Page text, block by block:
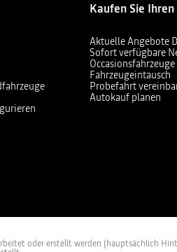
Kaufen Sie Ihren
Aktuelle Angebote
Sofort verfügbare
Occasionsfahrzeuge
Fahrzeugeintausch
Probefahrt
Autokauf planen
oder erstellt werden (hauptsächlich